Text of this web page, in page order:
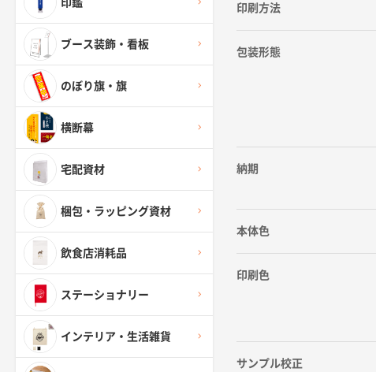
印鑑
ブース装飾・看板
のぼり旗・旗
横断幕
宅配資材
梱包・ラッピング資材
飲食店消耗品
ステーショナリー
インテリア・生活雑貨
印刷方法
包装形態
納期
本体色
印刷色
サンプル校正